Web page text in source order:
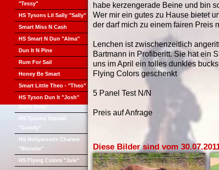
"Tessy"
HS Tysons Lil Sally "Sally"
Smart Miss N Cash
HS Smart N Dun "Alma"
Dun It N Pine
Rum For Sail
Honey Be Smart
Smart Little Theo - "Theo"
HS Tyson Dun It "Josh"
Sorry Sold!
HS Tysons Topsail
"Goody"
HS Hollywoods Charme
"Blondie"
HS Flying Colors "Jule"
habe kerzengerade Beine und bin
Wer mir ein gutes zu Hause bietet
der darf mich zu einem fairen Preis
Lenchen ist zwischenzeitlich
Bartmann in Profiberitt. Sie hat ein
uns im April ein tolles dunkles
Flying Colors geschenkt
5 Panel Test N/N
Preis auf Anfrage
Diese Bilder sind vom